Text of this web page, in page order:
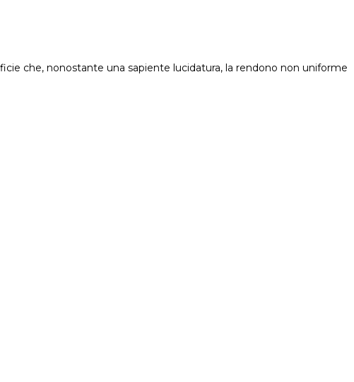
che, nonostante una sapiente lucidatura, la rendono non uniforme